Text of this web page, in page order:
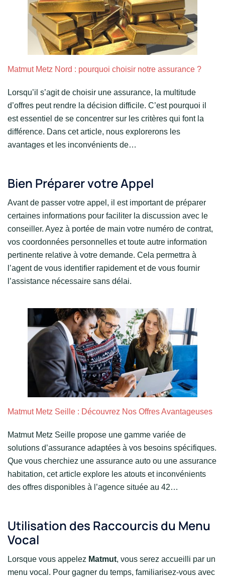
Matmut Metz Nord : pourquoi choisir notre assurance ?
Lorsqu’il s’agit de choisir une assurance, la multitude
d’offres peut rendre la décision difficile. C’est pourquoi il
est essentiel de se concentrer sur les critères qui font la
différence. Dans cet article, nous explorerons les
avantages et les inconvénients de…
Bien Préparer votre Appel
Avant de passer votre appel, il est important de préparer
certaines informations pour faciliter la discussion avec le
conseiller. Ayez à portée de main votre numéro de contrat,
vos coordonnées personnelles et toute autre information
pertinente relative à votre demande. Cela permettra à
l’agent de vous identifier rapidement et de vous fournir
l’assistance nécessaire sans délai.
Matmut Metz Seille : Découvrez Nos Offres Avantageuses
Matmut Metz Seille propose une gamme variée de
solutions d’assurance adaptées à vos besoins spécifiques.
Que vous cherchiez une assurance auto ou une assurance
habitation, cet article explore les atouts et inconvénients
des offres disponibles à l’agence située au 42…
Utilisation des Raccourcis du Menu
Vocal
Lorsque vous appelez Matmut, vous serez accueilli par un
menu vocal. Pour gagner du temps, familiarisez-vous avec